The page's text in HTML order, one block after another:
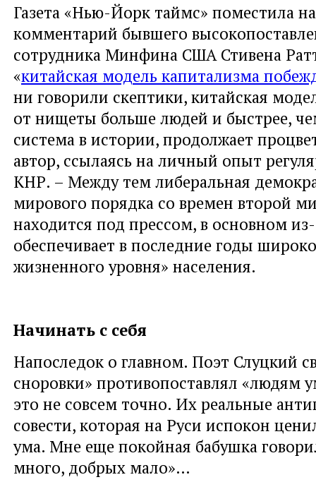
Газета «Нью-Йорк таймс» поместила
комментарий бывшего
сотрудника Минфина США Стивена
«китайская модель капитализма
ни говорили скептики, китайская
от нищеты больше людей и быстрее,
система в истории, продолжает
автор, ссылаясь на личный опыт
КНР. – Между тем либеральная
мирового порядка со времен второй
находится под прессом, в основном
обеспечивает в последние годы
жизненного уровня» населения.
Начинать с себя
Напоследок о главном. Поэт Слуцкий
сноровки» противопоставлял «людям
это не совсем точно. Их реальные
совести, которая на Руси испокон
ума. Мне еще покойная бабушка
много, добрых мало»…